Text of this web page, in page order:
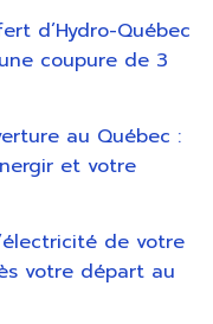
d’Hydro-Québec
coupure de 3
au Québec :
et votre
de votre
votre départ au